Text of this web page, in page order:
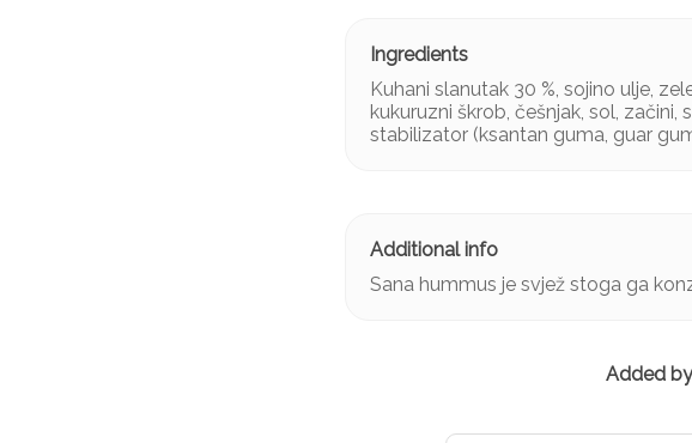
Kuhani slanutak 30 %, sojino ulje,
kukuruzni škrob, češnjak, sol,
stabilizator (ksantan guma, guar
Sana hummus je svjež stoga ga